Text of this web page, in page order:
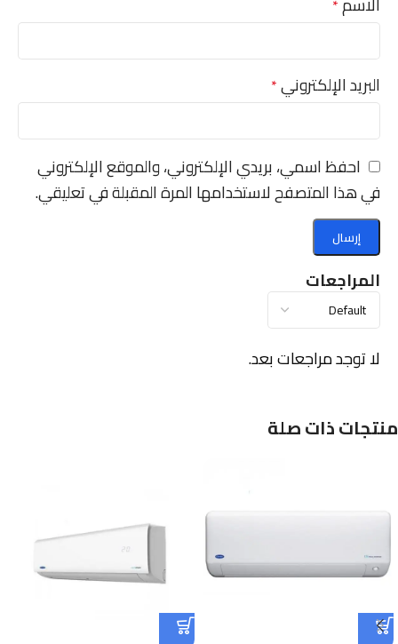
المراجعات
لا توجد مراجعات بعد.
*
البريد الإلكتروني*
احفظ اسمي، بريدي الإلكتروني، والموقع الإلكتروني
في هذا المتصفح لاستخدامها المرة المقبلة في تعليقي.
منتجات ذات صلة